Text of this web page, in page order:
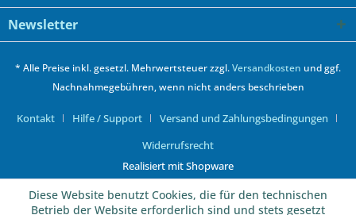
Newsletter
* Alle Preise inkl. gesetzl. Mehrwertsteuer zzgl.Versandkosten und ggf.
Nachnahmegebühren, wenn nicht anders beschrieben
Kontakt Hilfe / Support
Versand und Zahlungsbedingungen
Widerrufsrecht
Realisiert mit Shopware
Diese Website benutzt Cookies, die für den technischen
Betrieb der Website erforderlich sind und stets gesetzt